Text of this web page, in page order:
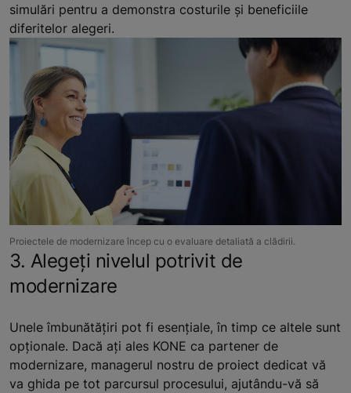
simulări pentru a demonstra costurile și beneficiile
diferitelor alegeri.
Proiectele de modernizare încep cu o evaluare detaliată a clădirii.
3. Alegeți nivelul potrivit de
modernizare
Unele îmbunătățiri pot fi esențiale, în timp ce altele sunt
opționale. Dacă ați ales KONE ca partener de
modernizare, managerul nostru de proiect dedicat vă
va ghida pe tot parcursul procesului, ajutându-vă să